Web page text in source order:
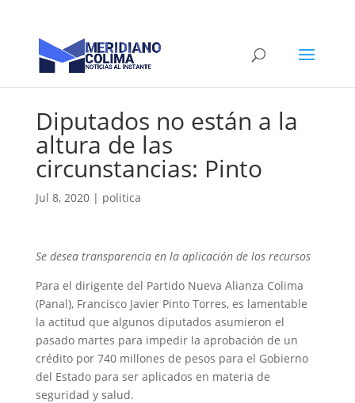
Diputados no están a la
altura de las
circunstancias: Pinto
Jul 8, 2020| politica
Se desea transparencia en la aplicación de los recursos
Para el dirigente del Partido Nueva Alianza Colima
(Panal), Francisco Javier Pinto Torres, es lamentable
la actitud que algunos diputados asumieron el
pasado martes para impedir la aprobación de un
crédito por 740 millones de pesos para el Gobierno
del Estado para ser aplicados en materia de
seguridad y salud.